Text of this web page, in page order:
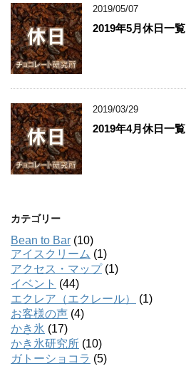
2019/05/07
2019年5月休日一覧
2019/03/29
2019年4月休日一覧
カテゴリー
Bean to Bar (10)
アイスクリーム (1)
アクセス・マップ(1)
イベント (44)
エクレア（エクレール）
(1)
お客様の声 (4)
かき氷 (17)
かき氷研究所 (10)
ガトーショコラ (5)